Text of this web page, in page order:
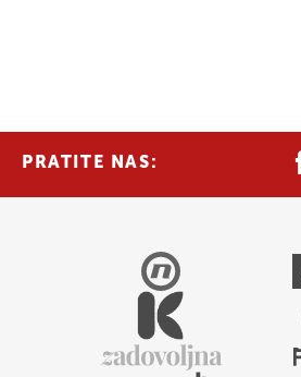
PRATITE NAS: